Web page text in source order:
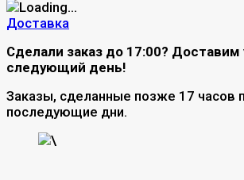
Доставка
Сделали заказ до 17:00? Доставим
следующий день!
Заказы, сделанные позже 17 часов
последующие дни.
\